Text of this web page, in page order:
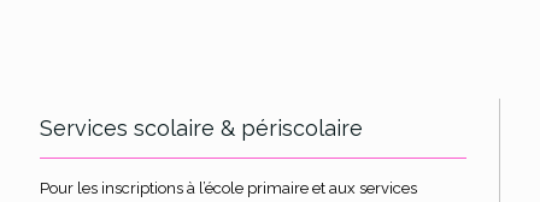
Services scolaire & périscolaire
Pour les inscriptions à l’école primaire et aux services